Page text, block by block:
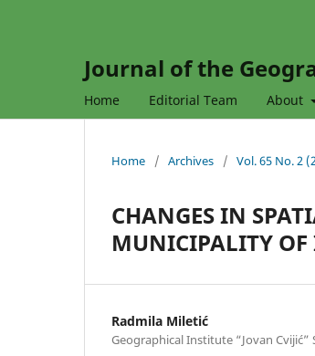
Journal of the
Home Editorial Team About
Home / Archives / Vol. 65 No. 2
CHANGES IN
MUNICIPALITY
Radmila Miletić
Geographical Institute “Jovan Cvijić”